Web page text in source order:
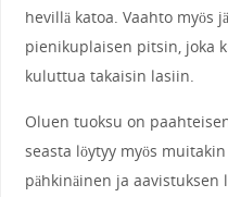
hevillä katoa. Vaahto myös
pienikuplaisen pitsin, joka
kuluttua takaisin lasiin.
Oluen tuoksu on
seasta löytyy myös
pähkinäinen ja